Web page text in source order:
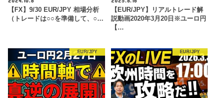
【FX】9/30 EUR/JPY 相場分析
（トレードは○○を準備して、○…
【EUR/JPY】リアルトレード解
説動画2020年3月20日※ユーロ円
【…
EUR/JPY EUR/JPY